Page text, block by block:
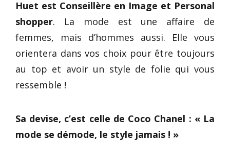
Huet est Conseillère en Image et Personal
shopper. La mode est une affaire de
femmes, mais d’hommes aussi. Elle vous
orientera dans vos choix pour être toujours
au top et avoir un style de folie qui vous
ressemble !
Sa devise, c’est celle de Coco Chanel : « La
mode se démode, le style jamais ! »